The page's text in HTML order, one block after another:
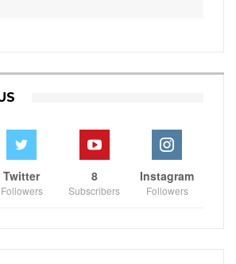
Twitter
Followers
8
Subscribers
Instagram
Followers